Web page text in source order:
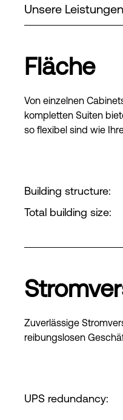
Unsere
Fläche
Von einzelnen
kompletten Suiten
so flexibel sind wie
Building structure:
Total building size:
Zuverlässige
reibungslosen
UPS redundancy: